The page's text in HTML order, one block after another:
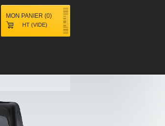
MON PANIER (0)
HT (VIDE)